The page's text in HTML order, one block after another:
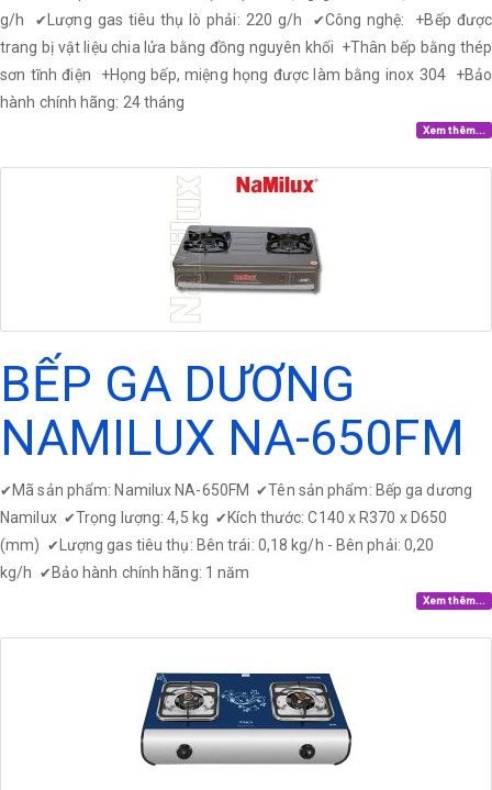
g/h ✔Lượng gas tiêu thụ lò phải: 220 g/h ✔Công nghệ: +Bếp được
trang bị vật liệu chia lửa bằng đồng nguyên khối +Thân bếp bằng thép
sơn tĩnh điện +Họng bếp, miệng họng được làm bằng inox 304 +Bảo
hành chính hãng: 24 tháng
Xem thêm...
BẾP GA DƯƠNG
NAMILUX NA-650FM
✔ Mã sản phẩm: Namilux NA-650FM ✔Tên sản phẩm: Bếp ga dương
Namilux ✔Trọng lượng: 4,5 kg ✔ Kích thước: C140 x R370 x D650
(mm) ✔
Lượng gas tiêu thụ: Bên trái: 0,18 kg/h - Bên phải: 0,20
kg/h ✔ Bảo hành chính hãng: 1 năm
Xem thêm...